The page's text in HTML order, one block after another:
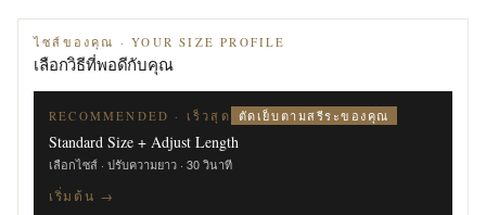
ไซส์ของคุณ · YOUR SIZE PROFILE
เลือกวิธีที่พอดีกับคุณ
RECOMMENDED · เร็วสุด ตัดเย็บตามสรีระของคุณ
Standard Size + Adjust Length
เลือกไซส์ · ปรับความยาว · 30 วินาที
เริ่มต้น →